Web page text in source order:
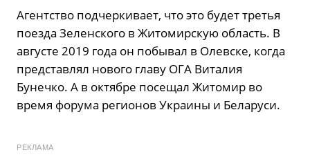
Агентство подчеркивает, что это будет третья
поезда Зеленского в Житомирскую область. В
августе 2019 года он побывал в Олевске, когда
представлял нового главу ОГА Виталия
Бунечко. А в октябре посещал Житомир во
время форума регионов Украины и Беларуси.
РЕКЛАМА